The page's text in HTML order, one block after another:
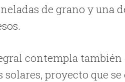
de grano y una
contempla
proyecto que se